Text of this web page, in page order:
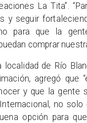
La Tita”.
y seguir
para que la
comprar
localidad de Río
agregó que
y que la gente
no solo
opción para